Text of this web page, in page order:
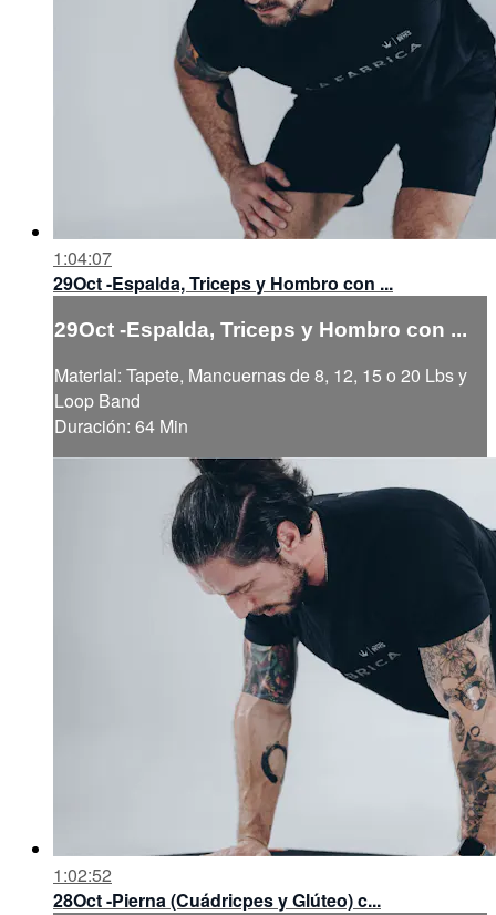
1:04:07
29Oct -Espalda, Triceps y Hombro con ...
29Oct -Espalda, Triceps y Hombro con ...
Materlal: Tapete, Mancuernas de 8, 12, 15 o 20 Lbs y
Loop Band
Duración: 64 Min
1:02:52
28Oct -Pierna (Cuádricpes y Glúteo) c...